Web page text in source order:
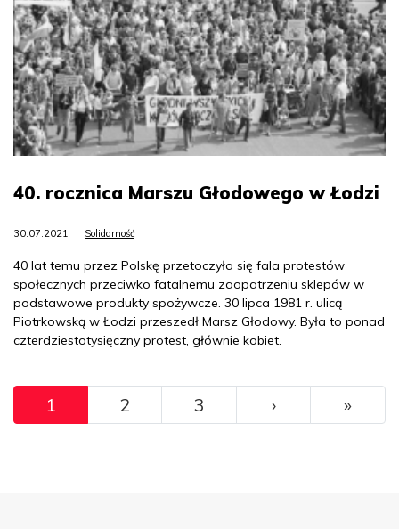
40. rocznica Marszu Głodowego w Łodzi
30.07.2021 Solidarność
40 lat temu przez Polskę przetoczyła się fala protestów
społecznych przeciwko fatalnemu zaopatrzeniu sklepów w
podstawowe produkty spożywcze. 30 lipca 1981 r. ulicą
Piotrkowską w Łodzi przeszedł Marsz Głodowy. Była to ponad
czterdziestotysięczny protest, głównie kobiet.
Pagination
1 2 3 ››› »